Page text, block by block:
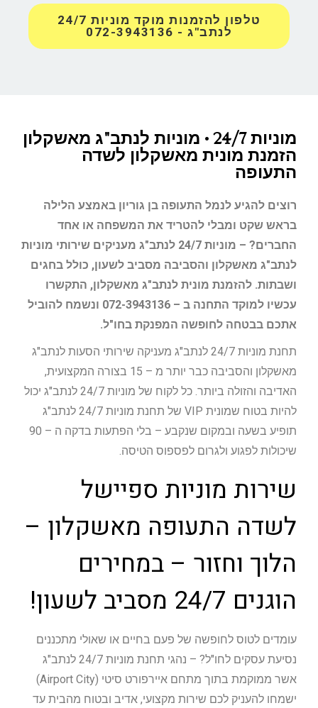
טלפון להזמנות מוקד מוניות 24/7
לנתב"ג - 072-3943136
מוניות 24/7 • מוניות לנתב"ג מאשקלון
הזמנת מונית מאשקלון לשדה
התעופה
רוצים להגיע לנמל התעופה בן גוריון באמצע הלילה
בראש שקט ומבלי להטריד את המשפחה או אחד
החברים? – מוניות 24/7 לנתב"ג מעניקים שירותי מוניות
לנתב"ג מאשקלון והסביבה מסביב לשעון, כולל בחגים
ושבתות. להזמנת מונית לנתב"ג מאשקלון, התקשרו
עכשיו למוקד התחנה ב – 072-3943136 ונשמח להוביל
אתכם בבטחה לחופשה המפנקת בחו"ל.
תחנת מוניות 24/7 לנתב"ג מעניקה שירותי הסעות לנתב"ג
מאשקלון והסביבה כבר יותר מ – 15 בצורה המקצועית,
האדיבה והזולה ביותר. כל לקוח של מוניות 24/7 לנתב"ג יכול
להיות בטוח שמונית VIP של תחנת מוניות 24/7 לנתב"ג
תופיע בשעה ובמקום שנקבע – בלי הפתעות בדקה ה – 90
שיכולות לפגוע ולגרום לפספוס הטיסה.
שירות מוניות ספיישל
לשדה התעופה מאשקלון –
הלוך וחזור – במחירים
הוגנים 24/7 מסביב לשעון!
עומדים לטוס לחופשה של פעם בחיים או שאולי מתכננים
נסיעת עסקים לחו"ל? – נהגי תחנת מוניות 24/7 לנתב"ג
אשר ממוקמת בתוך מתחם איירפורט סיטי (Airport City)
ישמחו להעניק לכם שירות מקצועי, אדיב ובטוח מהבית עד